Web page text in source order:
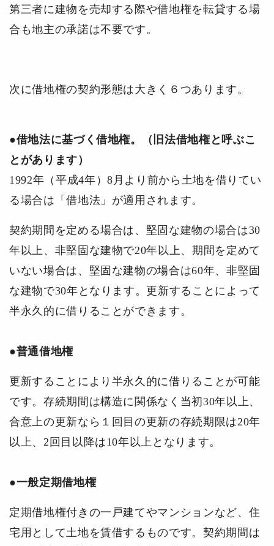
第三者に建物を売却する際や借地権を転貸する場
合も地主の承諾は不要です。
次に借地権の契約形態は大きく６つあります。
●借地法に基づく借地権。（旧法借地権と呼ぶこ
とがあります）
1992年（平成4年）8月より前から土地を借りてい
る場合は「借地法」が適用されます。
契約期間を定める場合は、堅固な建物の場合は30
年以上、非堅固な建物で20年以上、期間を定めて
いない場合は、堅固な建物の場合は60年、非堅固
な建物で30年となります。更新することによって
半永久的に借りることができます。
●普通借地権
更新することにより半永久的に借りることが可能
です。存続期間は構造に関係なく当初30年以上、
合意上の更新なら１回目の更新の存続期限は20年
以上、2回目以降は10年以上となります。
●一般定期借地権
定期借地権付きの一戸建てやマンションなど、住
宅用として土地を賃借するものです。契約期間は